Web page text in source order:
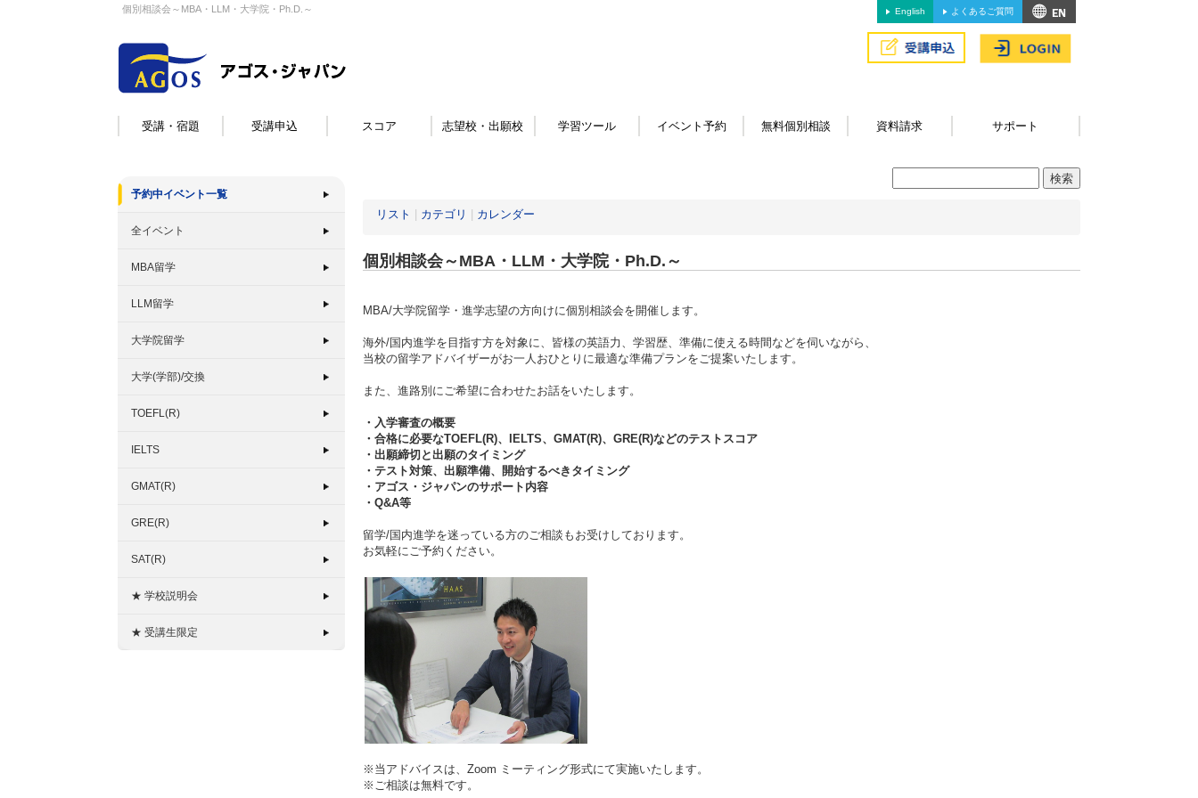
個別相談会～MBA・LLM・大学院・Ph.D.～ English よくあるご質問
受講・宿題 受講申込 スコア 志望校・出願校 学習ツール イベント予約 無料個別相談 資料請求 サポート
予約中イベント一覧
全イベント
MBA留学
LLM留学
大学院留学
大学(学部)/交換
TOEFL(R)
IELTS
GMAT(R)
GRE(R)
SAT(R)
★ 学校説明会
★ 受講生限定
リスト カテゴリ カレンダー
個別相談会～MBA・LLM・大学院・Ph.D.～
MBA/大学院留学・進学志望の方向けに個別相談会を開催します。
海外/国内進学を目指す方を対象に、皆様の英語力、学習歴、準備に使える時間などを伺いながら、
当校の留学アドバイザーがお一人おひとりに最適な準備プランをご提案いたします。
また、進路別にご希望に合わせたお話をいたします。
・入学審査の概要
・合格に必要なTOEFL(R)、IELTS、GMAT(R)、GRE(R)などのテストスコア
・出願締切と出願のタイミング
・テスト対策、出願準備、開始するべきタイミング
・アゴス・ジャパンのサポート内容
・Q&A等
留学/国内進学を迷っている方のご相談もお受けしております。
お気軽にご予約ください。
※当アドバイスは、Zoom ミーティング形式にて実施いたします。
※ご相談は無料です。